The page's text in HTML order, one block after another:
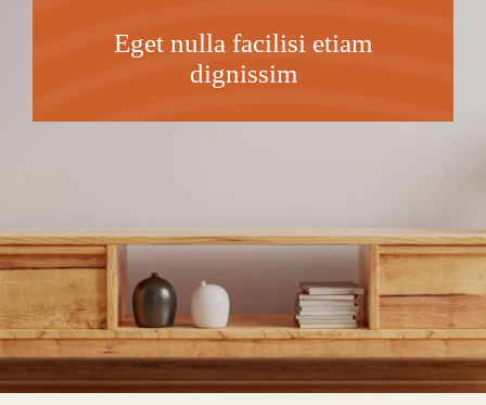
Eget nulla facilisi etiam
dignissim